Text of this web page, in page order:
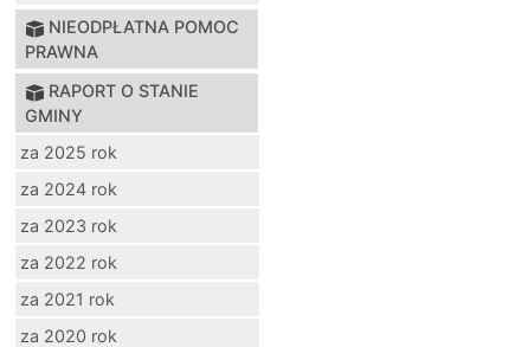
NIEODPŁATNA POMOC
PRAWNA
RAPORT O STANIE
GMINY
za 2025 rok
za 2024 rok
za 2023 rok
za 2022 rok
za 2021 rok
za 2020 rok